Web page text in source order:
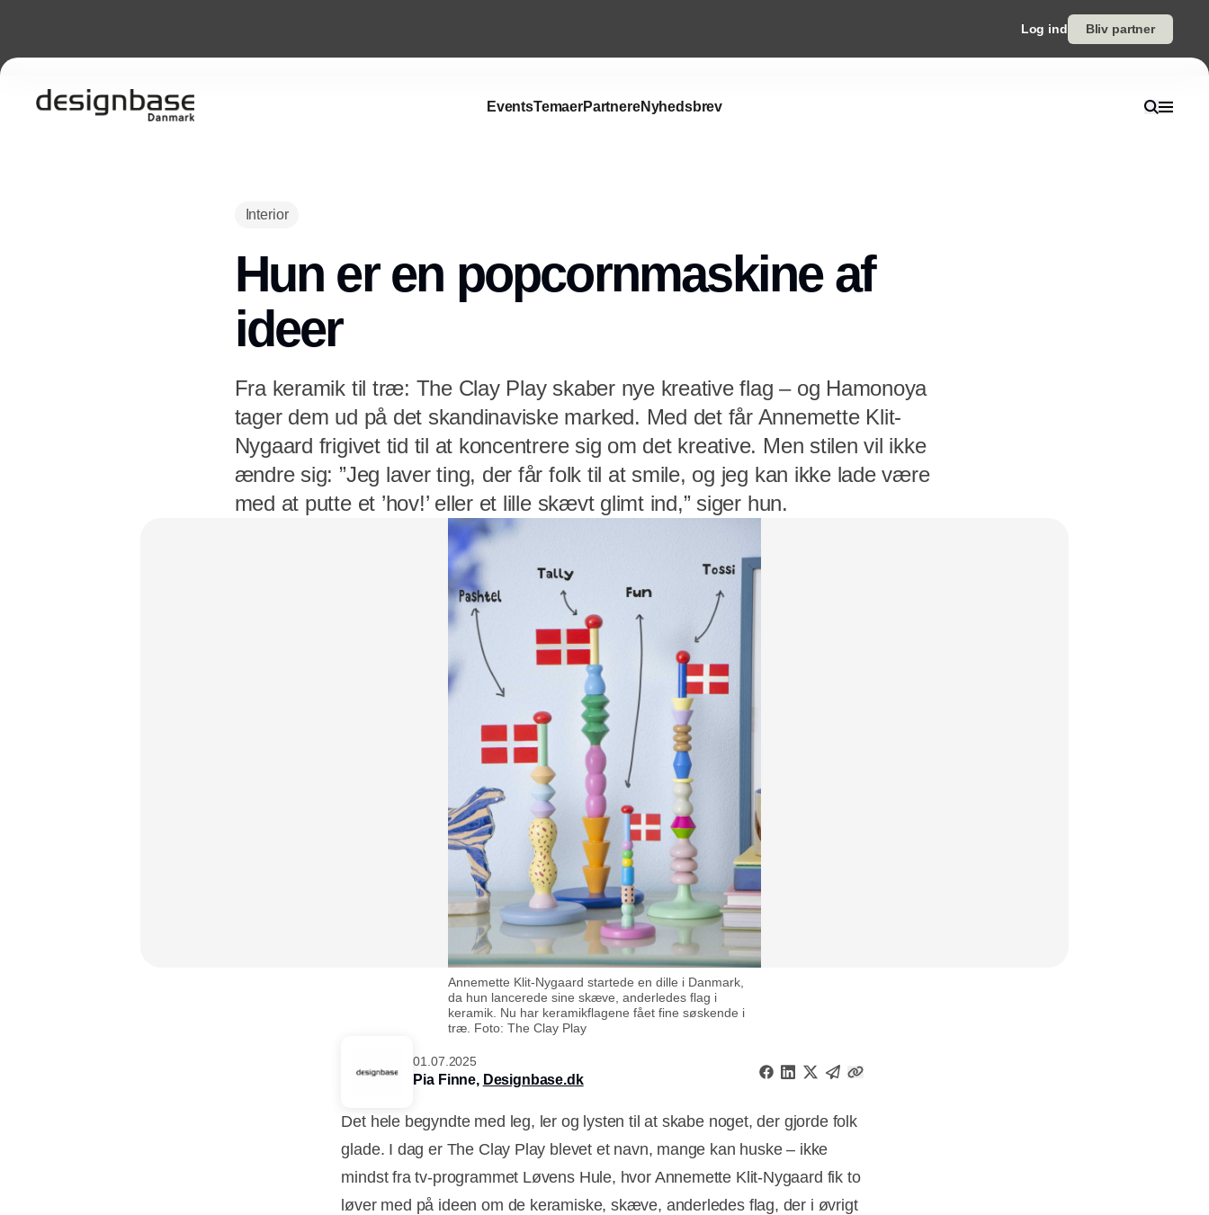
Log ind Bliv partner
EventsTemaerPartnereNyhedsbrev
Interior
Hun er en popcornmaskine af
ideer
Fra keramik til træ: The Clay Play skaber nye kreative flag – og Hamonoya
tager dem ud på det skandinaviske marked. Med det får Annemette Klit-
Nygaard frigivet tid til at koncentrere sig om det kreative. Men stilen vil ikke
ændre sig: ”Jeg laver ting, der får folk til at smile, og jeg kan ikke lade være
med at putte et ’hov!’ eller et lille skævt glimt ind,” siger hun.
Annemette Klit-Nygaard startede en dille i Danmark,
da hun lancerede sine skæve, anderledes flag i
keramik. Nu har keramikflagene fået fine søskende i
træ. Foto: The Clay Play
01.07.2025
Pia Finne, Designbase.dk
Det hele begyndte med leg, ler og lysten til at skabe noget, der gjorde folk
glade. I dag er The Clay Play blevet et navn, mange kan huske – ikke
mindst fra tv-programmet Løvens Hule, hvor Annemette Klit-Nygaard fik to
løver med på ideen om de keramiske, skæve, anderledes flag, der i øvrigt